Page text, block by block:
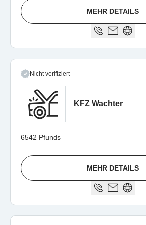
MEHR DETAILS
Nicht verifiziert
KFZ Wachter
6542 Pfunds
MEHR DETAILS